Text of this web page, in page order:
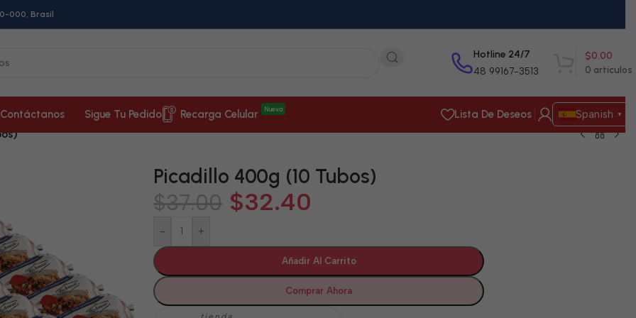
000, Brasil
Hotline 24/7
48 99167-3513 0 artículos
$0.00
Contáctanos Sigue Tu Pedido Recarga Celular Nueva Lista De Deseos Spanish ▼
Picadillo 400g (10 Tubos)
$37.00 $32.40
- +
Añadir Al Carrito
Comprar Ahora